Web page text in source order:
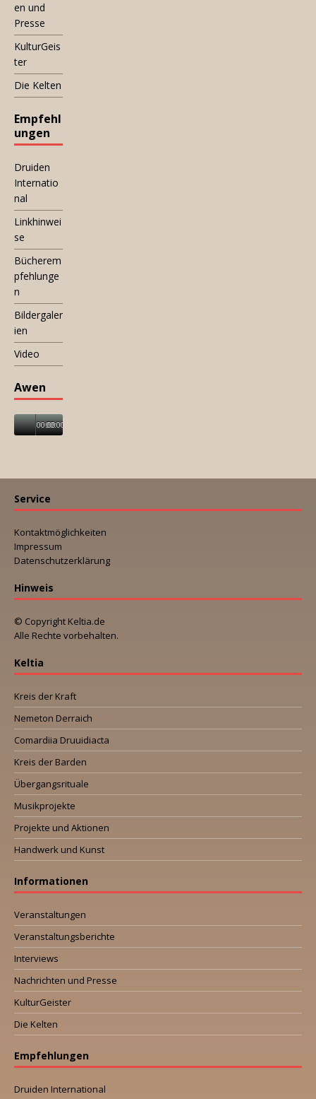
en und
Presse
KulturGeis
ter
Die Kelten
Empfehl
ungen
Druiden
Internatio
nal
Linkhinwei
se
Bücherem
pfehlunge
n
Bildergaler
ien
Video
Awen
00:00
00:00
Service
Kontaktmöglichkeiten
Impressum
Datenschutzerklärung
Hinweis
© Copyright Keltia.de
Alle Rechte vorbehalten.
Keltia
Kreis der Kraft
Nemeton Derraich
Comardiia Druuidiacta
Kreis der Barden
Übergangsrituale
Musikprojekte
Projekte und Aktionen
Handwerk und Kunst
Informationen
Veranstaltungen
Veranstaltungsberichte
Interviews
Nachrichten und Presse
KulturGeister
Die Kelten
Empfehlungen
Druiden International